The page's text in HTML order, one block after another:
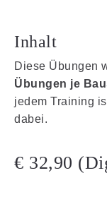
Inhalt
Diese Übungen
Übungen je
jedem Training
dabei.
€ 32,90